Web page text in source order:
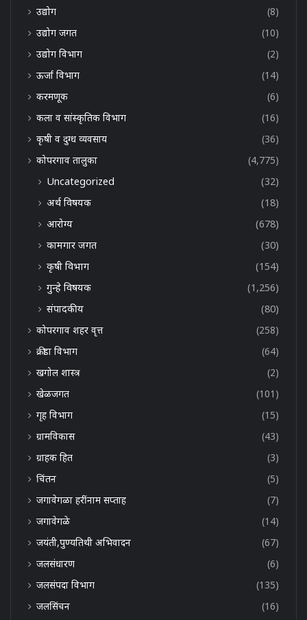
उद्योग
(8)
उद्योग जगत
(10)
उद्योग विभाग
(2)
ऊर्जा विभाग
(14)
करमणूक
(6)
कला व सांस्कृतिक विभाग
(16)
कृषी व दुग्ध व्यवसाय
(36)
कोपरगाव तालुका
(4,775)
Uncategorized
(32)
अर्थ विषयक
(18)
आरोग्य
(678)
कामगार जगत
(30)
कृषी विभाग
(154)
गुन्हे विषयक
(1,256)
संपादकीय
(80)
कोपरगाव शहर वृत्त
(258)
क्रीडा विभाग
(64)
खगोल शास्त्र
(2)
खेळजगत
(101)
गृह विभाग
(15)
ग्रामविकास
(43)
ग्राहक हित
(3)
चिंतन
(5)
जगावेगळा हरींनाम सप्ताह
(7)
जगावेगळे
(14)
जयंती,पुण्यतिथी अभिवादन
(67)
जलसंधारण
(6)
जलसंपदा विभाग
(135)
जलसिंचन
(16)